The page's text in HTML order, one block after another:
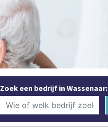
Zoek een bedrijf in Wassenaar: